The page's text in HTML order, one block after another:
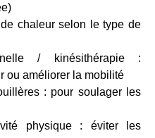
chaleur selon le type de
/ kinésithérapie :
ou améliorer la mobilité
: pour soulager les
physique : éviter les